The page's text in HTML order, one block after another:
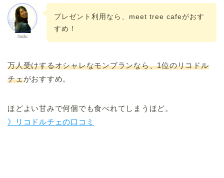
hadu
プレゼント利用なら、meet tree cafeがおす
すめ！
万人受けするオシャレなモンブランなら、1位のリコドル
チェがおすすめ。
ほどよい甘みで何個でも食べれてしまうほど。
》リコドルチェの口コミ